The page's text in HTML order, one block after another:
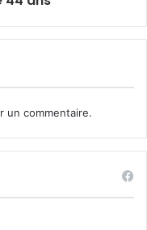
un commentaire.